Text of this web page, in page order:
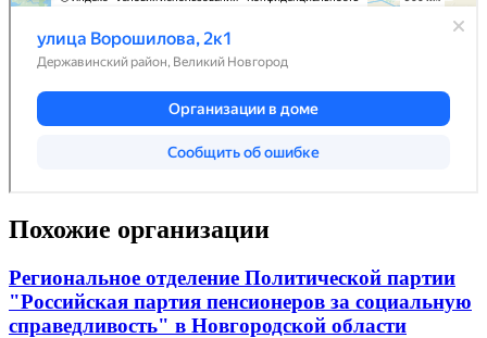
Похожие организации
Региональное отделение Политической партии
"Российская партия пенсионеров за социальную
справедливость" в Новгородской области